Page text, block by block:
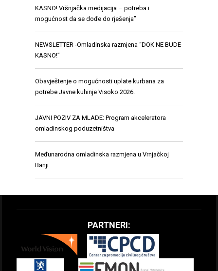
KASNO! Vršnjačka medijacija – potreba i
mogućnost da se dođe do rješenja”
NEWSLETTER -Omladinska razmjena “DOK NE BUDE
KASNO!”
Obavještenje o mogućnosti uplate kurbana za
potrebe Javne kuhinje Visoko 2026.
JAVNI POZIV ZA MLADE: Program akceleratora
omladinskog poduzetništva
Međunarodna omladinska razmjena u Vrnjačkoj
Banji
PARTNERI: